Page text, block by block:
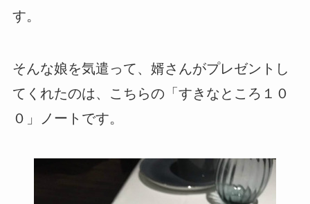
す。
そんな娘を気遣って、婿さんがプレゼントし
てくれたのは、こちらの「すきなところ１０
０」ノートです。